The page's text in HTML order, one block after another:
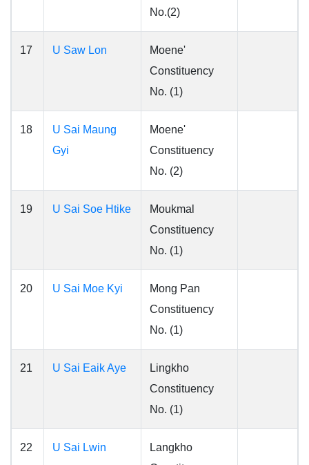
No.(2)
17 U Saw Lon
Moene'
Constituency
No. (1)
18
U Sai Maung
Gyi
Moene'
Constituency
No. (2)
19 U Sai Soe Htike
Moukmal
Constituency
No. (1)
20 U Sai Moe Kyi
Mong Pan
Constituency
No. (1)
21 U Sai Eaik Aye
Lingkho
Constituency
No. (1)
22 U Sai Lwin
Langkho